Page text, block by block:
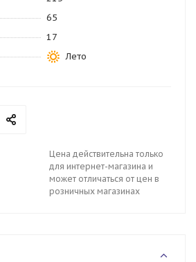
65
17
Лето
Цена действительна только
для интернет-магазина и
может отличаться от цен в
розничных магазинах